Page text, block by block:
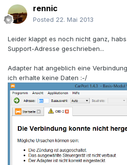
rennic
Posted 22. Mai 2013
Leider klappt es noch nicht ganz,
Support-Adresse geschrieben...
Adapter hat angeblich eine
ich erhalte keine Daten :-/